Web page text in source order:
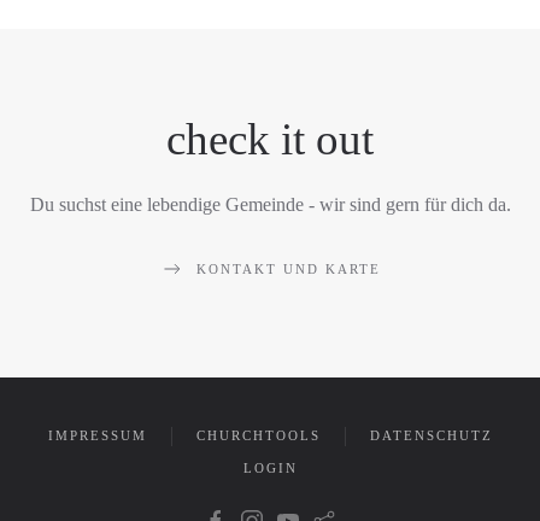
check it out
Du suchst eine lebendige Gemeinde - wir sind gern für dich da.
KONTAKT UND KARTE
IMPRESSUM CHURCHTOOLS DATENSCHUTZ
LOGIN